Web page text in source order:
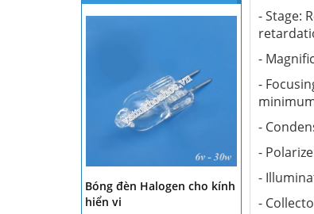
- Stage:
-
-
-
-
-
-
Bóng đèn Halogen cho kính
hiển vi